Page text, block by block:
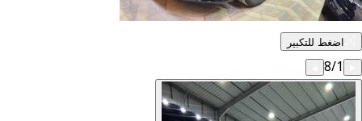
اضغط للتكبير
8/1